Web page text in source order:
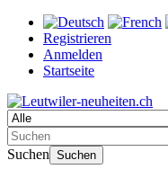
Registrieren
Anmelden
Startseite
Suchen Suchen